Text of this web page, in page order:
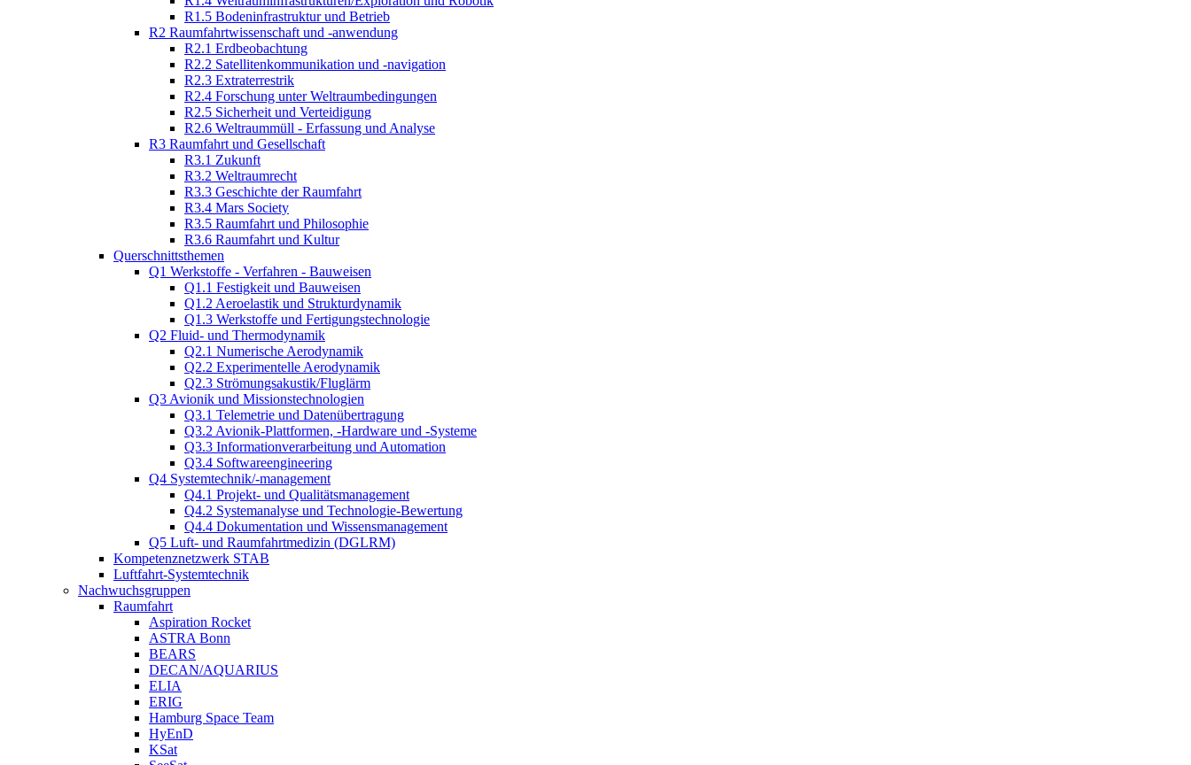
R1.5 Bodeninfrastruktur und Betrieb
R2 Raumfahrtwissenschaft und -anwendung
R2.1 Erdbeobachtung
R2.2 Satellitenkommunikation und -navigation
R2.3 Extraterrestrik
R2.4 Forschung unter Weltraumbedingungen
R2.5 Sicherheit und Verteidigung
R2.6 Weltraummüll - Erfassung und Analyse
R3 Raumfahrt und Gesellschaft
R3.1 Zukunft
R3.2 Weltraumrecht
R3.3 Geschichte der Raumfahrt
R3.4 Mars Society
R3.5 Raumfahrt und Philosophie
R3.6 Raumfahrt und Kultur
Querschnittsthemen
Q1 Werkstoffe - Verfahren - Bauweisen
Q1.1 Festigkeit und Bauweisen
Q1.2 Aeroelastik und Strukturdynamik
Q1.3 Werkstoffe und Fertigungstechnologie
Q2 Fluid- und Thermodynamik
Q2.1 Numerische Aerodynamik
Q2.2 Experimentelle Aerodynamik
Q2.3 Strömungsakustik/Fluglärm
Q3 Avionik und Missionstechnologien
Q3.1 Telemetrie und Datenübertragung
Q3.2 Avionik-Plattformen, -Hardware und -Systeme
Q3.3 Informationverarbeitung und Automation
Q3.4 Softwareengineering
Q4 Systemtechnik/-management
Q4.1 Projekt- und Qualitätsmanagement
Q4.2 Systemanalyse und Technologie-Bewertung
Q4.4 Dokumentation und Wissensmanagement
Q5 Luft- und Raumfahrtmedizin (DGLRM)
Kompetenznetzwerk STAB
Luftfahrt-Systemtechnik
Nachwuchsgruppen
Raumfahrt
Aspiration Rocket
ASTRA Bonn
BEARS
DECAN/AQUARIUS
ELIA
ERIG
Hamburg Space Team
HyEnD
KSat